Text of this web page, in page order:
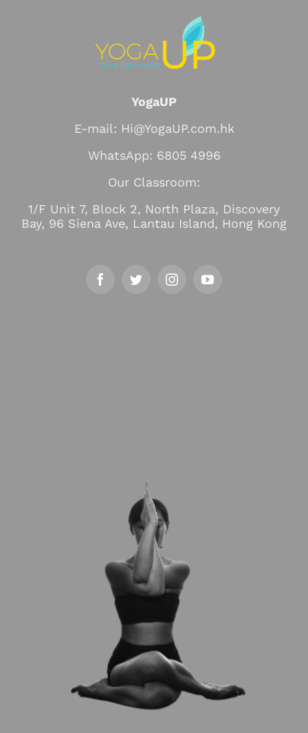
YogaUP
E-mail: Hi@YogaUP.com.hk
WhatsApp: 6805 4996
Our Classroom:
1/F Unit 7, Block 2, North Plaza, Discovery
Bay, 96 Siena Ave, Lantau Island, Hong Kong